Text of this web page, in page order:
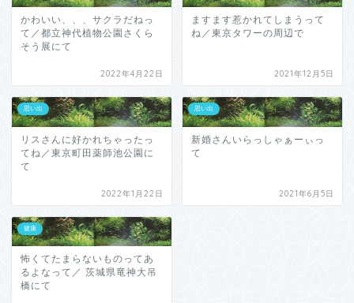
かわいい、、、サクラだねっ
て／都立神代植物公園さくら
そう展にて
2022年4月22日
ますます惹かれてしまうって
ね／東京タワーの周辺で
2021年12月5日
思い出
リスさんに好かれちゃったっ
てね／東京町田薬師池公園に
て
2022年1月22日
思い出
新婚さんいらっしゃぁーぃっ
て
2021年6月5日
健康
怖くてたまらないものってあ
るよなって／ 茨城県竜神大吊
橋にて